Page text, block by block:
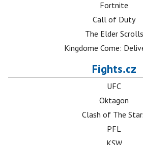
Fortnite
Call of Duty
The Elder Scrolls
Kingdome Come:
Fights.cz
UFC
Oktagon
Clash of The
PFL